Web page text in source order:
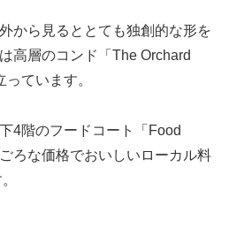
から見るととても独創的な形を
高層のコンド「The Orchard
ています。
4階のフードコート「Food
ろな価格でおいしいローカル料